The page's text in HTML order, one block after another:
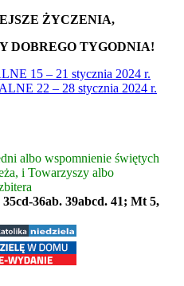
ŻYCZENIA,
DOBREGO TYGODNIA!
15 – 21 stycznia 2024 r.
22 – 28 stycznia 2024 r.
albo wspomnienie świętych
i Towarzyszy albo
36ab. 39abcd. 41; Mt 5,